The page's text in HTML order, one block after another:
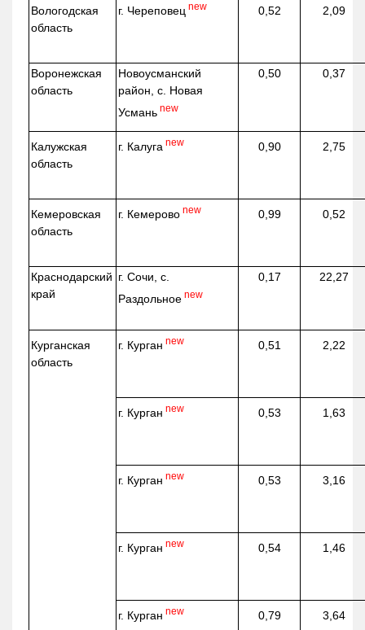
Вологодская
область
г. Череповец new 0,52 2,09
Воронежская
область
Новоусманский
район, с. Новая
Усмань new
0,50 0,37
Калужская
область
г. Калуга new 0,90 2,75
Кемеровская
область
г. Кемерово new 0,99 0,52
Краснодарский
край
г. Сочи, с.
Раздольное new
0,17 22,27
Курганская
область
г. Курган new 0,51 2,22
г. Курган new 0,53 1,63
г. Курган new 0,53 3,16
г. Курган new 0,54 1,46
г. Курган new 0,79 3,64